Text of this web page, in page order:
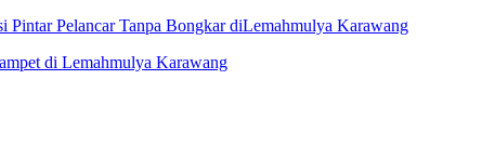
Pintar Pelancar Tanpa Bongkar diLemahmulya Karawang
di Lemahmulya Karawang